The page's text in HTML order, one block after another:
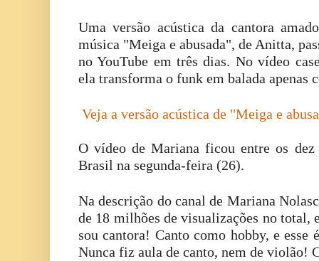
Uma versão acústica da cantora
música "Meiga e abusada", de Anitta,
no YouTube em três dias. No vídeo
ela transforma o funk em balada apenas
Veja a versão acústica de "Meiga e
O vídeo de Mariana ficou entre os
Brasil na segunda-feira (26).
Na descrição do canal de Mariana
de 18 milhões de visualizações no total,
sou cantora! Canto como hobby, e esse
Nunca fiz aula de canto, nem de violão!